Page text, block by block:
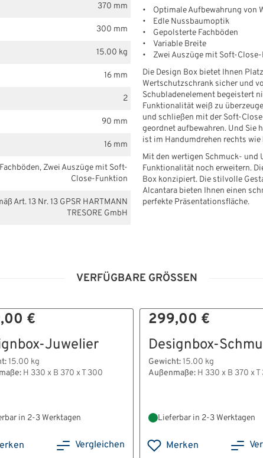
370 mm
300 mm
15.00 kg
16 mm
2
90 mm
16 mm
Zwei Auszüge mit Soft-
Close-Funktion
Art. 13 Nr. 13 GPSR HARTMANN
TRESORE GmbH
• Optimale Aufbewahrung von
• Edle Nussbaumoptik
• Gepolsterte Fachböden
• Variable Breite
• Zwei Auszüge mit Soft-
Die Design Box bietet Ihnen
Wertschutzschrank sicher und
Schubladenelement begeistert
Funktionalität weiß zu
und schließen mit der Soft-
geordnet aufbewahren. Und Sie
ist im Handumdrehen rechts
Mit den wertigen Schmuck- und
Funktionalität noch erweitern.
Box konzipiert. Die stilvolle
Alcantara bieten Ihnen einen
perfekte Präsentationsfläche.
VERFÜGBARE GRÖSSEN
€
Juwelier
15.00 kg
H 330 x B 370 x T 300
in 2-3 Werktagen
Vergleichen
299,00 €
Designbox-
Gewicht:15.00 kg
Außenmaße: H 330 x B 370 x
Lieferbar in 2-3 Werktagen
Merken